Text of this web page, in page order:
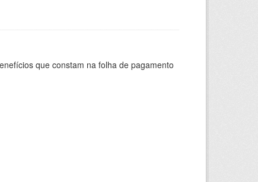
que constam na folha de pagamento